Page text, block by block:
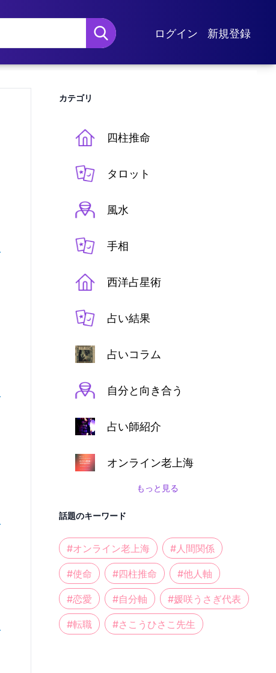
ログイン 新規登録
カテゴリ
四柱推命
タロット
風水
手相
西洋占星術
占い結果
占いコラム
自分と向き合う
占い師紹介
オンライン老上海
もっと見る
話題のキーワード
#オンライン老上海 #人間関係
#使命 #四柱推命 #他人軸
#恋愛 #自分軸 #媛咲うさぎ代表
#転職 #さこうひさこ先生